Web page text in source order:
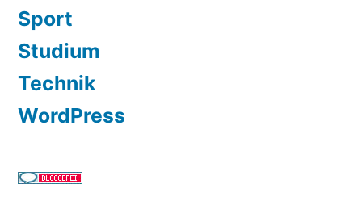
Sport
Studium
Technik
WordPress